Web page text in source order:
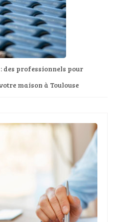
des professionnels pour
maison à Toulouse